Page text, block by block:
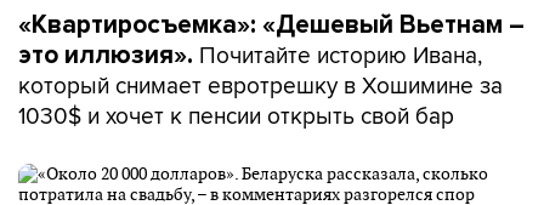
«Квартиросъемка»: «Дешевый Вьетнам –
это иллюзия». Почитайте историю Ивана,
который снимает евротрешку в Хошимине за
1030$ и хочет к пенсии открыть свой бар